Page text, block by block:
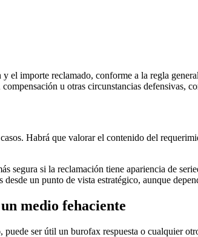
el importe reclamado, conforme a la regla
u otras circunstancias defensivas,
Habrá que valorar el contenido del
si la reclamación tiene apariencia de
un punto de vista estratégico, aunque
medio fehaciente
puede ser útil un burofax respuesta o cualquier